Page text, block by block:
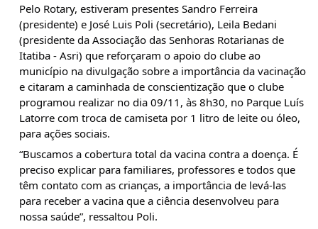
Pelo Rotary, estiveram presentes Sandro Ferreira
(presidente) e José Luis Poli (secretário), Leila Bedani
(presidente da Associação das Senhoras Rotarianas de
Itatiba - Asri) que reforçaram o apoio do clube ao
município na divulgação sobre a importância da vacinação
e citaram a caminhada de conscientização que o clube
programou realizar no dia 09/11, às 8h30, no Parque Luís
Latorre com troca de camiseta por 1 litro de leite ou óleo,
para ações sociais.
“Buscamos a cobertura total da vacina contra a doença. É
preciso explicar para familiares, professores e todos que
têm contato com as crianças, a importância de levá-las
para receber a vacina que a ciência desenvolveu para
nossa saúde”, ressaltou Poli.